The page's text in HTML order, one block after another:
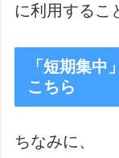
に利用するこ
「短期集中
こちら
ちなみに、